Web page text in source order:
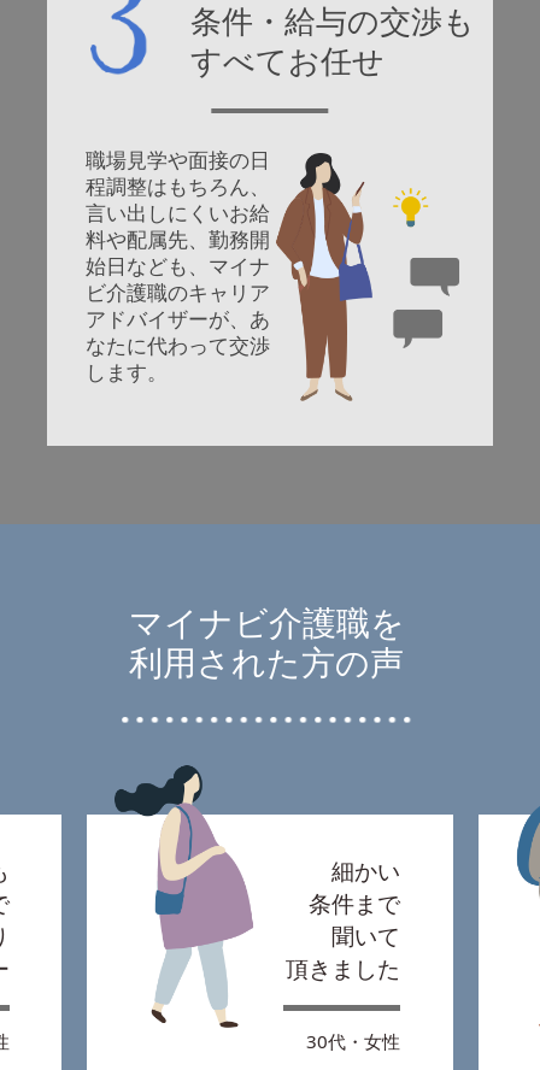
条件・給与の交渉も
すべてお任せ
職場見学や面接の日
程調整はもちろん、
言い出しにくいお給
料や配属先、勤務開
始日なども、マイナ
ビ介護職のキャリア
アドバイザーが、あ
なたに代わって交渉
します。
マイナビ介護職を
利用された方の声
細かい
条件まで
聞いて
頂きました
30代・女性